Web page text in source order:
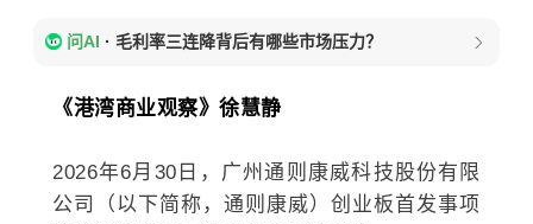
问AI · 毛利率三连降背后有哪些市场压力？
《港湾商业观察》徐慧静
2026年6月30日，广州通则康威科技股份有限
公司（以下简称，通则康威）创业板首发事项